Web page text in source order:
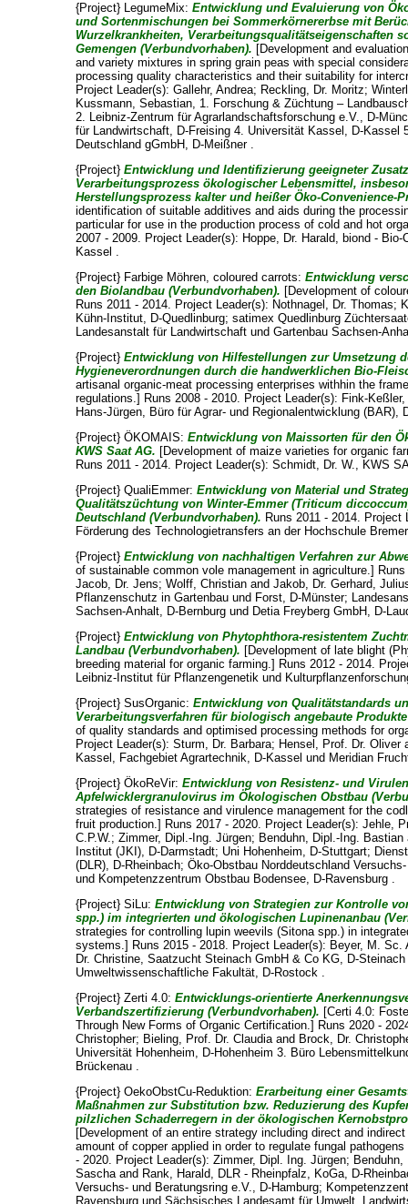
{Project} LegumeMix:Entwicklung und Evaluierung von
und Sortenmischungen bei Sommerkörnererbse mit
Wurzelkrankheiten, Verarbeitungsqualitätseigenschaften
Gemengen (Verbundvorhaben). [Development and
and variety mixtures in spring grain peas with special
processing quality characteristics and their suitability for
Project Leader(s):Gallehr, Andrea; Reckling, Dr. Moritz;
Kussmann, Sebastian, 1. Forschung & Züchtung –
2. Leibniz-Zentrum für Agrarlandschaftsforschung e.V., D-
für Landwirtschaft, D-Freising 4. Universität Kassel, D-Kassel
Deutschland gGmbH, D-Meißner .
{Project}Entwicklung und Identifizierung geeigneter
Verarbeitungsprozess ökologischer Lebensmittel,
Herstellungsprozess kalter und heißer Öko-Convenience-
identification of suitable additives and aids during the
particular for use in the production process of cold and hot
2007 - 2009. Project Leader(s): Hoppe, Dr. Harald, biond - Bio-
Kassel .
{Project} Farbige Möhren, coloured carrots:Entwicklung
den Biolandbau (Verbundvorhaben). [Development of
Runs 2011 - 2014. Project Leader(s): Nothnagel, Dr. Thomas;
Kühn-Institut, D-Quedlinburg; satimex Quedlinburg
Landesanstalt für Landwirtschaft und Gartenbau Sachsen-
{Project}Entwicklung von Hilfestellungen zur Umsetzung
Hygieneverordnungen durch die handwerklichen Bio-
artisanal organic-meat processing enterprises withhin the
regulations.] Runs 2008 - 2010. Project Leader(s): Fink-
Hans-Jürgen, Büro für Agrar- und Regionalentwicklung (BAR),
{Project} ÖKOMAIS:Entwicklung von Maissorten für den
KWS Saat AG. [Development of maize varieties for organic
Runs 2011 - 2014. Project Leader(s):Schmidt, Dr. W., KWS
{Project} QualiEmmer:Entwicklung von Material und
Qualitätszüchtung von Winter-Emmer (Triticum
Deutschland (Verbundvorhaben). Runs 2011 - 2014. Project
Förderung des Technologietransfers an der Hochschule
{Project}Entwicklung von nachhaltigen Verfahren zur
of sustainable common vole management in agriculture.]
Jacob, Dr. Jens;Wolff, Christian andJakob, Dr. Gerhard,
Pflanzenschutz in Gartenbau und Forst, D-Münster;
Sachsen-Anhalt, D-Bernburg und Detia Freyberg GmbH, D-
{Project}Entwicklung von Phytophthora-resistentem
Landbau (Verbundvorhaben). [Development of late blight
breeding material for organic farming.] Runs 2012 - 2014.
Leibniz-Institut für Pflanzengenetik und
{Project} SusOrganic:Entwicklung von Qualitätstandards
Verarbeitungsverfahren für biologisch angebaute
of quality standards and optimised processing methods for
Project Leader(s):Sturm, Dr. Barbara; Hensel, Prof. Dr. Oliver
Kassel, Fachgebiet Agrartechnik, D-Kassel und Meridian
{Project} ÖkoReVir:Entwicklung von Resistenz- und
Apfelwicklergranulovirus im Ökologischen Obstbau
strategies of resistance and virulence management for the
fruit production.] Runs 2017 - 2020. Project Leader(s):Jehle,
C.P.W.;Zimmer, Dipl.-Ing. Jürgen; Benduhn, Dipl.-Ing. Bastian
Institut (JKI), D-Darmstadt; Uni Hohenheim, D-Stuttgart;
(DLR), D-Rheinbach; Öko-Obstbau Norddeutschland
und Kompetenzzentrum Obstbau Bodensee, D-Ravensburg .
{Project} SiLu:Entwicklung von Strategien zur Kontrolle
spp.) im integrierten und ökologischen Lupinenanbau
strategies for controlling lupin weevils (Sitona spp.) in
systems.] Runs 2015 - 2018. Project Leader(s): Beyer, M. Sc.
Dr. Christine, Saatzucht Steinach GmbH & Co KG, D-
Umweltwissenschaftliche Fakultät, D-Rostock .
{Project} Zerti 4.0:Entwicklungs-orientierte
Verbandszertifizierung (Verbundvorhaben). [Certi 4.0:
Through New Forms of Organic Certification.] Runs 2020 -
Christopher; Bieling, Prof. Dr. Claudiaand Brock, Dr.
Universität Hohenheim, D-Hohenheim 3. Büro
Brückenau .
{Project} OekoObstCu-Reduktion:Erarbeitung einer
Maßnahmen zur Substitution bzw. Reduzierung des
pilzlichen Schaderregern in der ökologischen
[Development of an entire strategy including direct and
amount of copper applied in order to regulate fungal
- 2020. Project Leader(s):Zimmer, Dipl. Ing. Jürgen;
Saschaand Rank, Harald, DLR - Rheinpfalz, KoGa, D-
Versuchs- und Beratungsring e.V., D-Hamburg;
Ravensburg und Sächsisches Landesamt für Umwelt,